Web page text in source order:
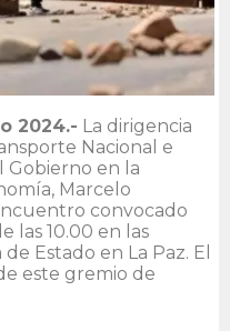
2024.- La dirigencia
Nacional e
Gobierno en la
Marcelo
convocado
las 10.00 en las
Estado en La Paz. El
este gremio de